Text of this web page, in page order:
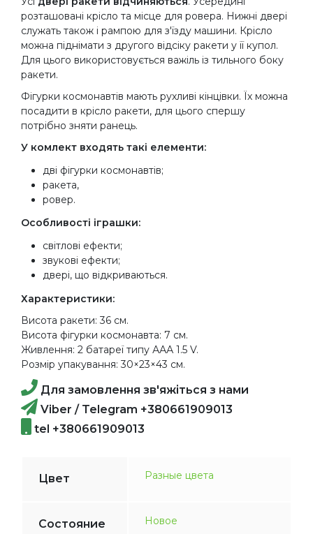
розташовані крісло та місце для ровера. Нижні двері
служать також і рампою для з'їзду машини. Крісло
можна піднімати з другого відсіку ракети у її купол.
Для цього використовується важіль із тильного боку
ракети.
Фігурки космонавтів мають рухливі кінцівки. Їх можна
посадити в крісло ракети, для цього спершу
потрібно зняти ранець.
У комлект входять такі елементи:
дві фігурки космонавтів;
ракета,
ровер.
Особливості іграшки:
світлові ефекти;
звукові ефекти;
двері, що відкриваються.
Характеристики:
Висота ракети: 36 см.
Висота фігурки космонавта: 7 см.
Живлення: 2 батареї типу ААА 1.5 V.
Розмір упакування: 30×23×43 см.
Для замовлення зв'яжіться з нами
Viber / Telegram +380661909013
tel +380661909013
Цвет Разные цвета
Состояние Новое